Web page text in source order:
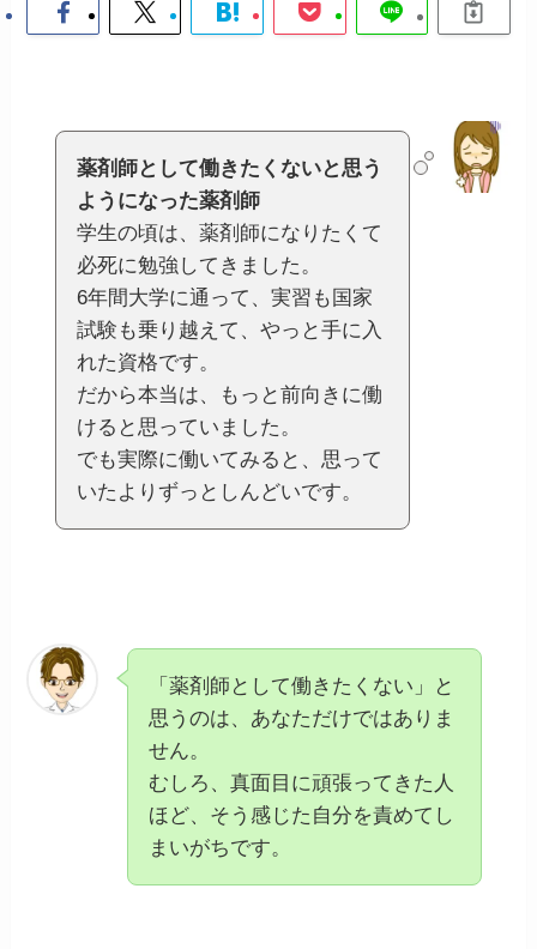
薬剤師として働きたくないと思う
ようになった薬剤師
学生の頃は、薬剤師になりたくて
必死に勉強してきました。
6年間大学に通って、実習も国家
試験も乗り越えて、やっと手に入
れた資格です。
だから本当は、もっと前向きに働
けると思っていました。
でも実際に働いてみると、思って
いたよりずっとしんどいです。
「薬剤師として働きたくない」と
思うのは、あなただけではありま
せん。
むしろ、真面目に頑張ってきた人
ほど、そう感じた自分を責めてし
まいがちです。